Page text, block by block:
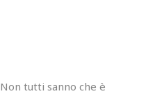
Non tutti sanno che è